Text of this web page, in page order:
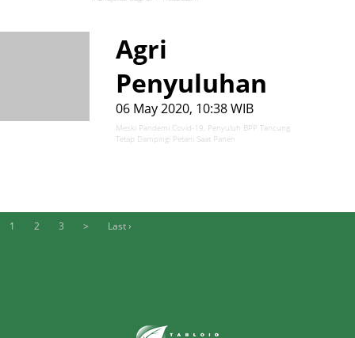
Agri
Penyuluhan
06 May 2020, 10:38 WIB
Meski Pandemi Covid-19, Penyuluh BPP Tancung
Tetap Dampingi Petani Saat Panen
1 2 3 > Last ›